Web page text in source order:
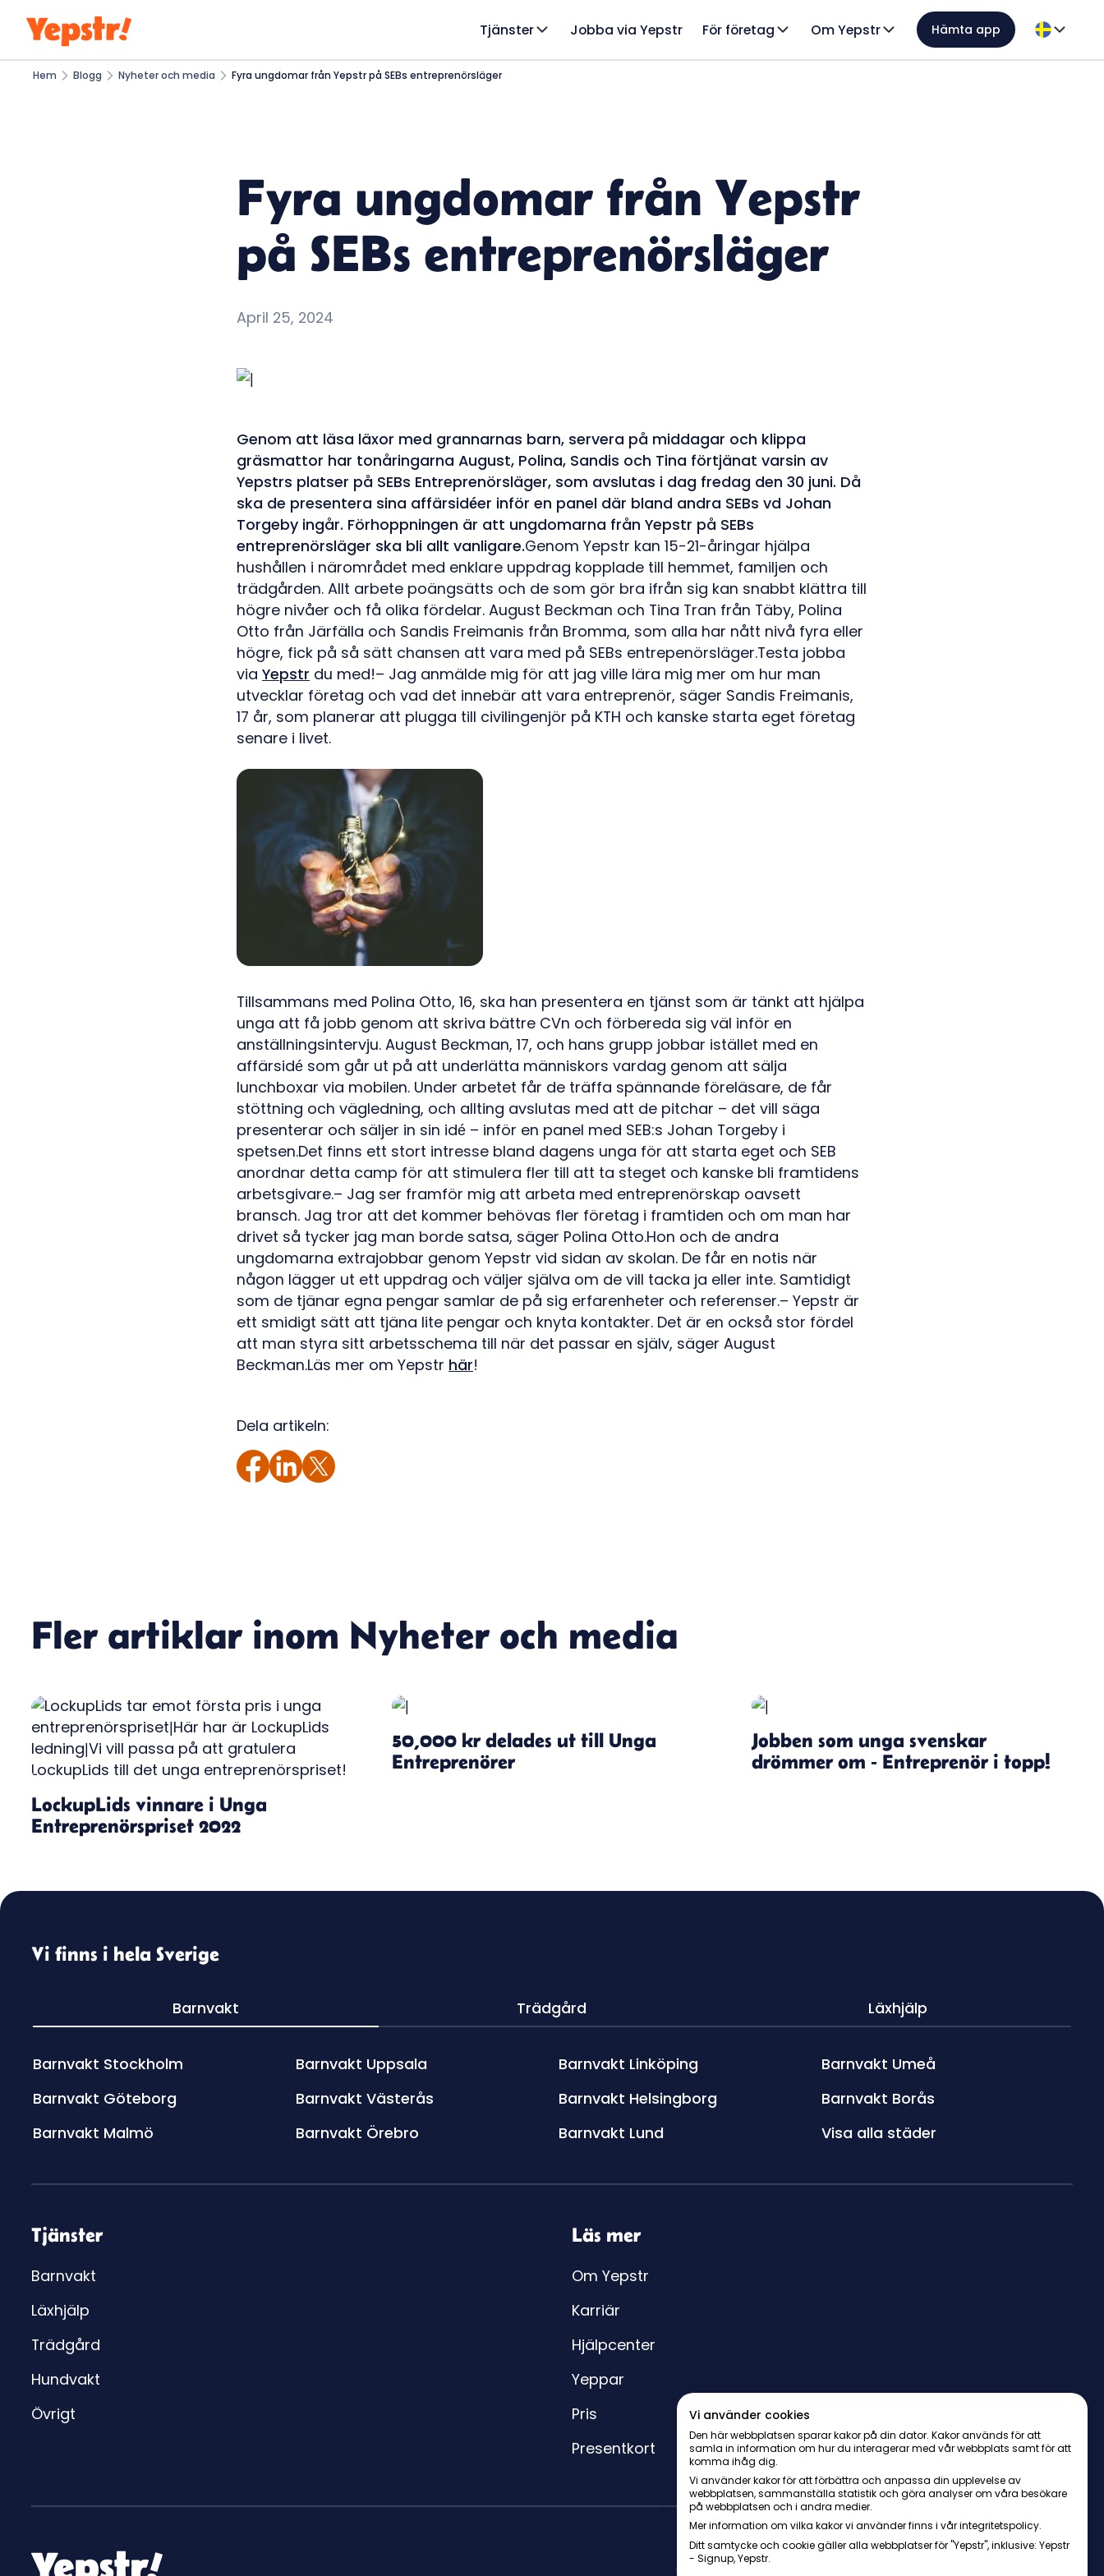
Tjänster Jobba via Yepstr För företag Om Yepstr Hämta app
Hem Blogg Nyheter och media Fyra ungdomar från Yepstr på SEBs entreprenörsläger
Fyra ungdomar från Yepstr
på SEBs entreprenörsläger
April 25, 2024
Genom att läsa läxor med grannarnas barn, servera på middagar och klippa
gräsmattor har tonåringarna August, Polina, Sandis och Tina förtjänat varsin av
Yepstrs platser på SEBs Entreprenörsläger, som avslutas i dag fredag den 30 juni. Då
ska de presentera sina affärsidéer inför en panel där bland andra SEBs vd Johan
Torgeby ingår. Förhoppningen är att ungdomarna från Yepstr på SEBs
entreprenörsläger ska bli allt vanligare.Genom Yepstr kan 15-21-åringar hjälpa
hushållen i närområdet med enklare uppdrag kopplade till hemmet, familjen och
trädgården. Allt arbete poängsätts och de som gör bra ifrån sig kan snabbt klättra till
högre nivåer och få olika fördelar. August Beckman och Tina Tran från Täby, Polina
Otto från Järfälla och Sandis Freimanis från Bromma, som alla har nått nivå fyra eller
högre, fick på så sätt chansen att vara med på SEBs entrepenörsläger.Testa jobba
via Yepstr du med!– Jag anmälde mig för att jag ville lära mig mer om hur man
utvecklar företag och vad det innebär att vara entreprenör, säger Sandis Freimanis,
17 år, som planerar att plugga till civilingenjör på KTH och kanske starta eget företag
senare i livet.
Tillsammans med Polina Otto, 16, ska han presentera en tjänst som är tänkt att hjälpa
unga att få jobb genom att skriva bättre CVn och förbereda sig väl inför en
anställningsintervju. August Beckman, 17, och hans grupp jobbar istället med en
affärsidé som går ut på att underlätta människors vardag genom att sälja
lunchboxar via mobilen. Under arbetet får de träffa spännande föreläsare, de får
stöttning och vägledning, och allting avslutas med att de pitchar – det vill säga
presenterar och säljer in sin idé – inför en panel med SEB:s Johan Torgeby i
spetsen.Det finns ett stort intresse bland dagens unga för att starta eget och SEB
anordnar detta camp för att stimulera fler till att ta steget och kanske bli framtidens
arbetsgivare.– Jag ser framför mig att arbeta med entreprenörskap oavsett
bransch. Jag tror att det kommer behövas fler företag i framtiden och om man har
drivet så tycker jag man borde satsa, säger Polina Otto.Hon och de andra
ungdomarna extrajobbar genom Yepstr vid sidan av skolan. De får en notis när
någon lägger ut ett uppdrag och väljer själva om de vill tacka ja eller inte. Samtidigt
som de tjänar egna pengar samlar de på sig erfarenheter och referenser.– Yepstr är
ett smidigt sätt att tjäna lite pengar och knyta kontakter. Det är en också stor fördel
att man styra sitt arbetsschema till när det passar en själv, säger August
Beckman.Läs mer om Yepstr här!
Dela artikeln:
Fler artiklar inom Nyheter och media
LockupLids vinnare i Unga
Entreprenörspriset 2022
50,000 kr delades ut till Unga
Entreprenörer
Jobben som unga svenskar
drömmer om - Entreprenör i topp!
Vi finns i hela Sverige
Barnvakt Trädgård Läxhjälp
Barnvakt Stockholm
Barnvakt Göteborg
Barnvakt Malmö
Barnvakt Uppsala
Barnvakt Västerås
Barnvakt Örebro
Barnvakt Linköping
Barnvakt Helsingborg
Barnvakt Lund
Barnvakt Umeå
Barnvakt Borås
Visa alla städer
Tjänster
Barnvakt
Läxhjälp
Trädgård
Hundvakt
Övrigt
Läs mer
Om Yepstr
Karriär
Hjälpcenter
Yeppar
Pris
Presentkort
© Yepstr AB・Org. 556997-9817・Arenavägen 39, 121 77 Johanneshov
Vi använder cookies
Den här webbplatsen sparar kakor på din dator. Kakor används för att
samla in information om hur du interagerar med vår webbplats samt för att
komma ihåg dig.
Vi använder kakor för att förbättra och anpassa din upplevelse av
webbplatsen, sammanställa statistik och göra analyser om våra besökare
på webbplatsen och i andra medier.
Mer information om vilka kakor vi använder finns i vår integritetspolicy.
Ditt samtycke och cookie gäller alla webbplatser för "Yepstr", inklusive: Yepstr
- Signup, Yepstr.